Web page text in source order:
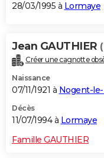
28/03/1995 à Lormaye
Jean GAUTHIER
Créer une cagnotte
Naissance
07/11/1921 à Nogent-
Décès
11/07/1994 à Lormaye
Famille GAUTHIER